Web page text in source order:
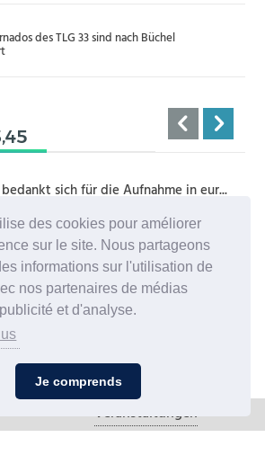
des cookies pour améliorer
sur le site. Nous partageons
informations sur l'utilisation de
nos partenaires de médias
et d'analyse.
Je comprends
des TLG 33 sind nach Büchel
sich für die Aufnahme in eur...
diese Entwicklung, die allenthalben um
wird zerlegt, die Legende lebt weiter
u. a. weil auch die Propeller der De...
DX mit DeltaHawk-Motoren
für die Nachricht. Ich meine,da...
S-70 Firehawk Veranstaltungen